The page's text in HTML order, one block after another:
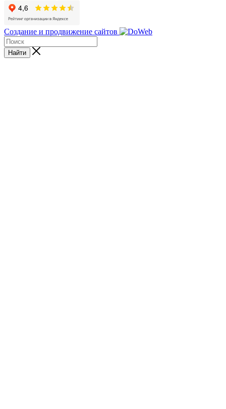
Создание и продвижение сайтов
Найти